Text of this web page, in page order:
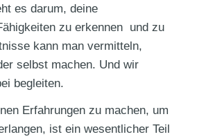
es darum, deine
zu erkennen und zu
kann man vermitteln,
selbst machen. Und wir
begleiten.
Erfahrungen zu machen, um
ist ein wesentlicher Teil